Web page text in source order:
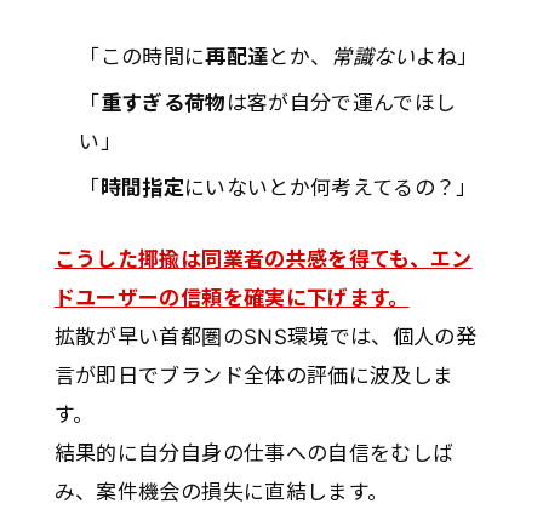
「この時間に再配達とか、 常識ないよね」
「 重すぎる荷物 は客が自分で運んでほし
い」
「 時間指定にいないとか何考えてるの？」
こうした揶揄は同業者の共感を得ても、エン
ドユーザーの信頼を確実に下げます。
拡散が早い首都圏のSNS環境では、個人の発
言が即日でブランド全体の評価に波及しま
す。
結果的に自分自身の仕事への自信をむしば
み、案件機会の損失に直結します。